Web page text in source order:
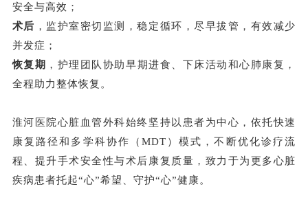
安全与高效；
术后 ，监护室密切监测，稳定循环，尽早拔管，有效减少
并发症；
恢复期 ，护理团队协助早期进食、下床活动和心肺康复，
全程助力整体恢复。
淮河医院心脏血管外科始终坚持以患者为中心，依托快速
康复路径和多学科协作（MDT）模式，不断优化诊疗流
程、提升手术安全性与术后康复质量，致力于为更多心脏
疾病患者托起“心”希望、守护“心”健康。